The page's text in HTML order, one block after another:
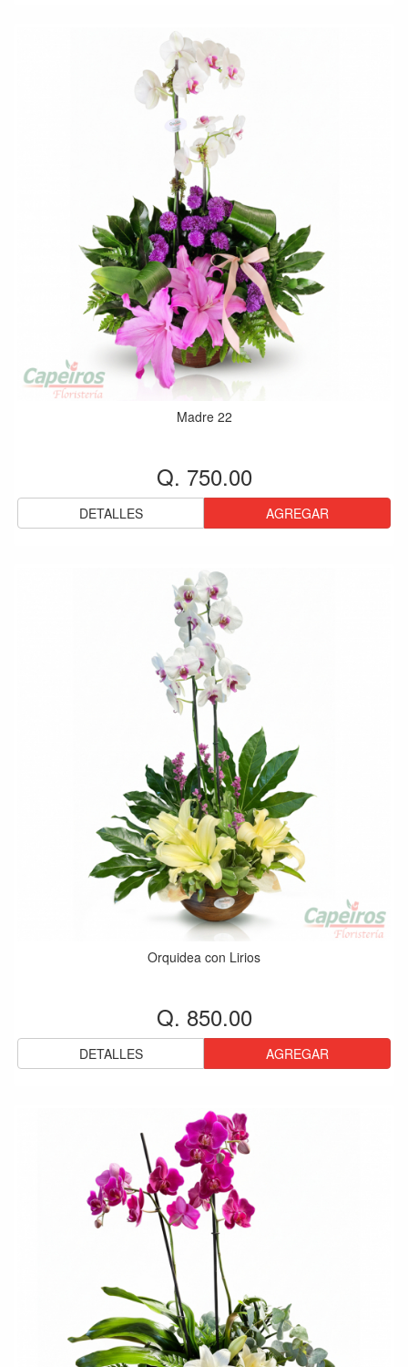
Madre 22
Q. 750.00
DETALLES AGREGAR
Orquidea con Lirios
Q. 850.00
DETALLES AGREGAR